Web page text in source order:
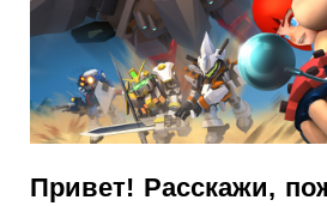
Привет! Расскажи,